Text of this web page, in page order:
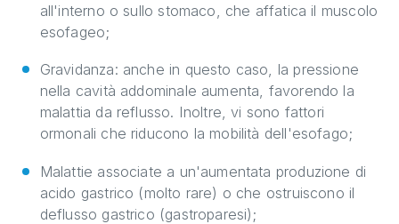
all'interno o sullo stomaco, che affatica il muscolo
esofageo;
Gravidanza: anche in questo caso, la pressione
nella cavità addominale aumenta, favorendo la
malattia da reflusso. Inoltre, vi sono fattori
ormonali che riducono la mobilità dell'esofago;
Malattie associate a un'aumentata produzione di
acido gastrico (molto rare) o che ostruiscono il
deflusso gastrico (gastroparesi);